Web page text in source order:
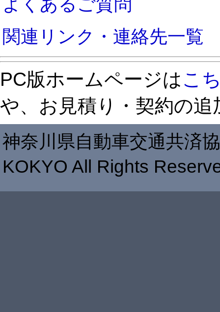
よくあるご質問
関連リンク・連絡先一覧
PC版ホームページはこ
や、お見積り・契約の
神奈川県自動車交通共済
KOKYO All Rights